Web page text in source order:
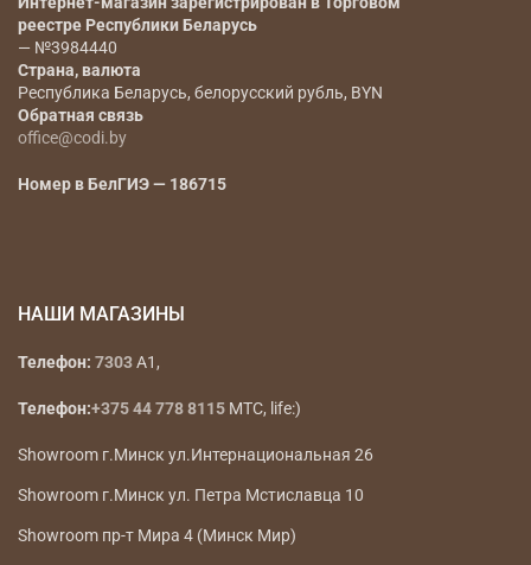
реестре Республики Беларусь
— №3984440
Страна, валюта
Республика Беларусь, белорусский рубль, BYN
Обратная связь
office@codi.by
Номер в БелГИЭ — 186715
НАШИ МАГАЗИНЫ
Телефон: 7303A1,
Телефон:+375 44 778 8115 МТС, life:)
Showroom г.Минск ул.Интернациональная 26
Showroom г.Минск ул. Петра Мстиславца 10
Showroom пр-т Мира 4 (Минск Мир)